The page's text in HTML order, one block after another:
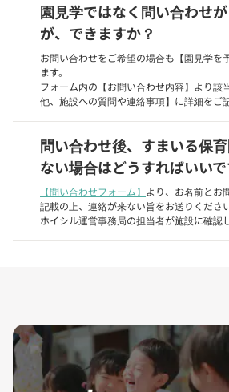
園見学ではなく問い合わせ
が、できますか？
お問い合わせをご希望の場合も【園見学を
ます。
フォーム内の【お問い合わせ内容】より該
他、施設への質問や連絡事項】に詳細をご
問い合わせ後、すまいる保
ない場合はどうすればいいで
【問い合わせフォーム】 より、お名前とお
記載の上、連絡が来ない旨をお送りください
ホイシル運営事務局の担当者が施設に確認